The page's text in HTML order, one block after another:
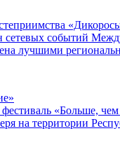
событий
лучшими
«Больше,
на территории